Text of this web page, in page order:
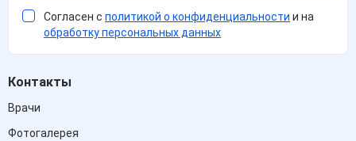
Согласен с политикой о конфиденциальности и на
обработку персональных данных
Контакты
Врачи
Фотогалерея